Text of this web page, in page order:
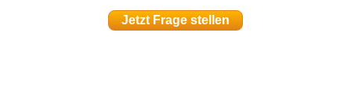
Jetzt Frage stellen